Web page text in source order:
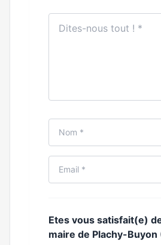
Etes vous satisfait(e)
maire de Plachy-